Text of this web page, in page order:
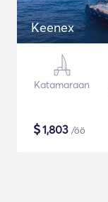
Keenex
Katamaraan
$1,803 /öö